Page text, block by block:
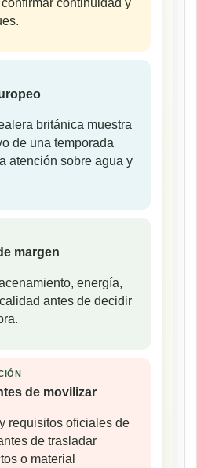
británica muestra
de una temporada
atención sobre agua y
margen
energía,
antes de decidir
de movilizar
requisitos oficiales de
de trasladar
o material